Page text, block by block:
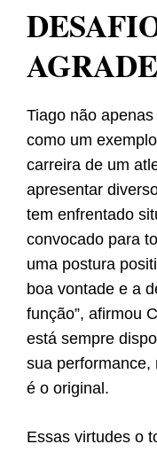
Tiago não
como um
carreira de um
apresentar
tem enfrentado
convocado para
uma postura
boa vontade e a
função”, afirmou
está sempre
sua performance,
é o original.
Essas virtudes o